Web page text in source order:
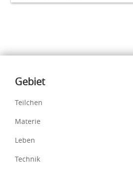
Inhalte
Gebiet
Teilchen
Materie
Leben
Technik